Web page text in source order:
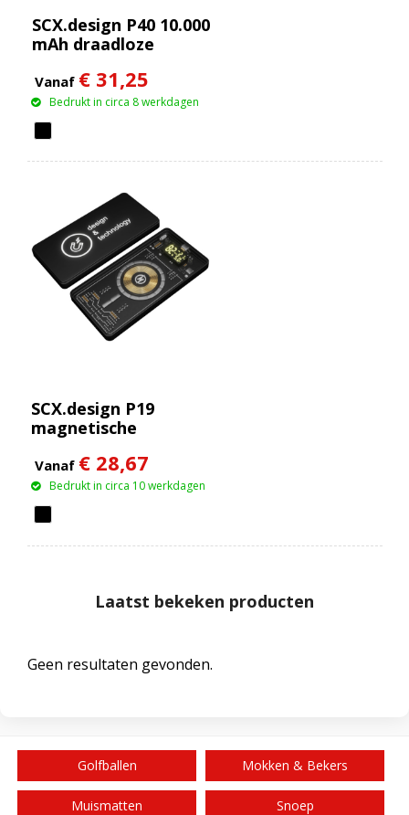
SCX.design P40 10.000
mAh draadloze
met oplichtend
Vanaf € 31,25
Bedrukt in circa 8 werkdagen
SCX.design P19
magnetische
van 5000 mAh 5 W
Vanaf € 28,67
Bedrukt in circa 10 werkdagen
Laatst bekeken producten
Geen resultaten gevonden.
Golfballen Mokken & Bekers
Muismatten Snoep